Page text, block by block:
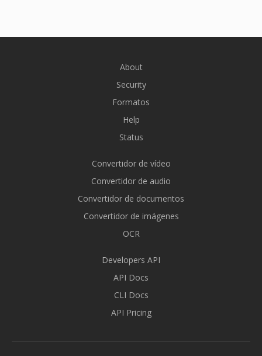
About
Security
Formatos
Help
Status
Convertidor de vídeo
Convertidor de audio
Convertidor de documentos
Convertidor de imágenes
OCR
Developers API
API Docs
CLI Docs
API Pricing